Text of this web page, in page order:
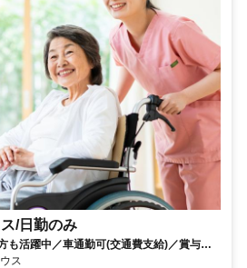
/日勤のみ
も活躍中／車通勤可(交通費支給)／賞与年3
ス